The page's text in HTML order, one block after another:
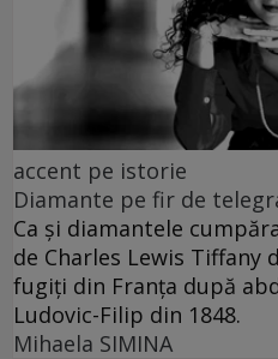
accent pe istorie
Diamante pe fir de
Ca și diamantele
de Charles Lewis
fugiți din Franța după
Ludovic-Filip din 1848.
Mihaela SIMINA